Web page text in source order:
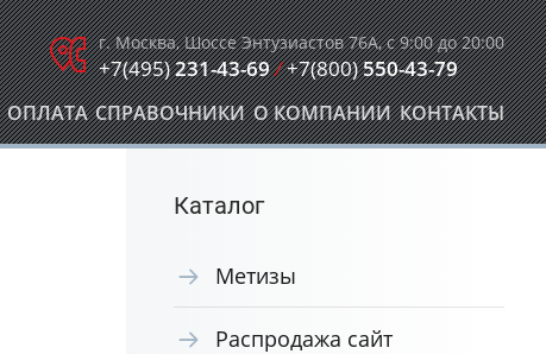
г. Москва, Шоссе Энтузиастов 76А, с 9:00 до 20:00
+7(495)231-43-69/+7(800)550-43-79
ОПЛАТА СПРАВОЧНИКИ О КОМПАНИИ КОНТАКТЫ
Каталог
Метизы
Распродажа сайт